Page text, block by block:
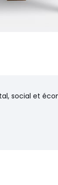
social et